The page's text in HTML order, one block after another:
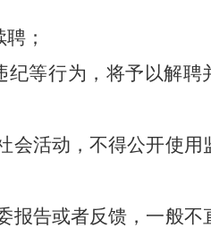
；
等行为， 将予以解聘
会活动，不得公开使用
报告或者反馈，一般不